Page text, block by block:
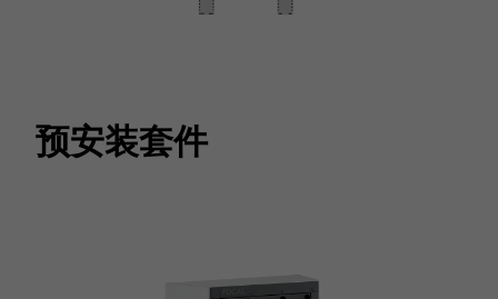
预安装套件